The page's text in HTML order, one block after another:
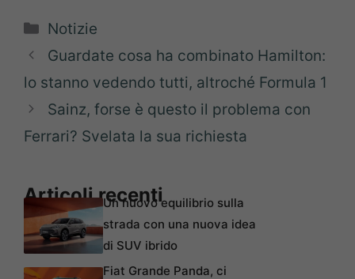
Categorie
Notizie
Guardate cosa ha combinato Hamilton:
lo stanno vedendo tutti, altroché Formula 1
Sainz, forse è questo il problema con
Ferrari? Svelata la sua richiesta
Articoli recentiUn nuovo equilibrio sulla
strada con una nuova idea
di SUV ibrido
Fiat Grande Panda, ci